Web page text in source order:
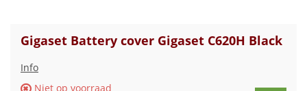
Gigaset Battery cover Gigaset C620H Black
Info
Niet op voorraad